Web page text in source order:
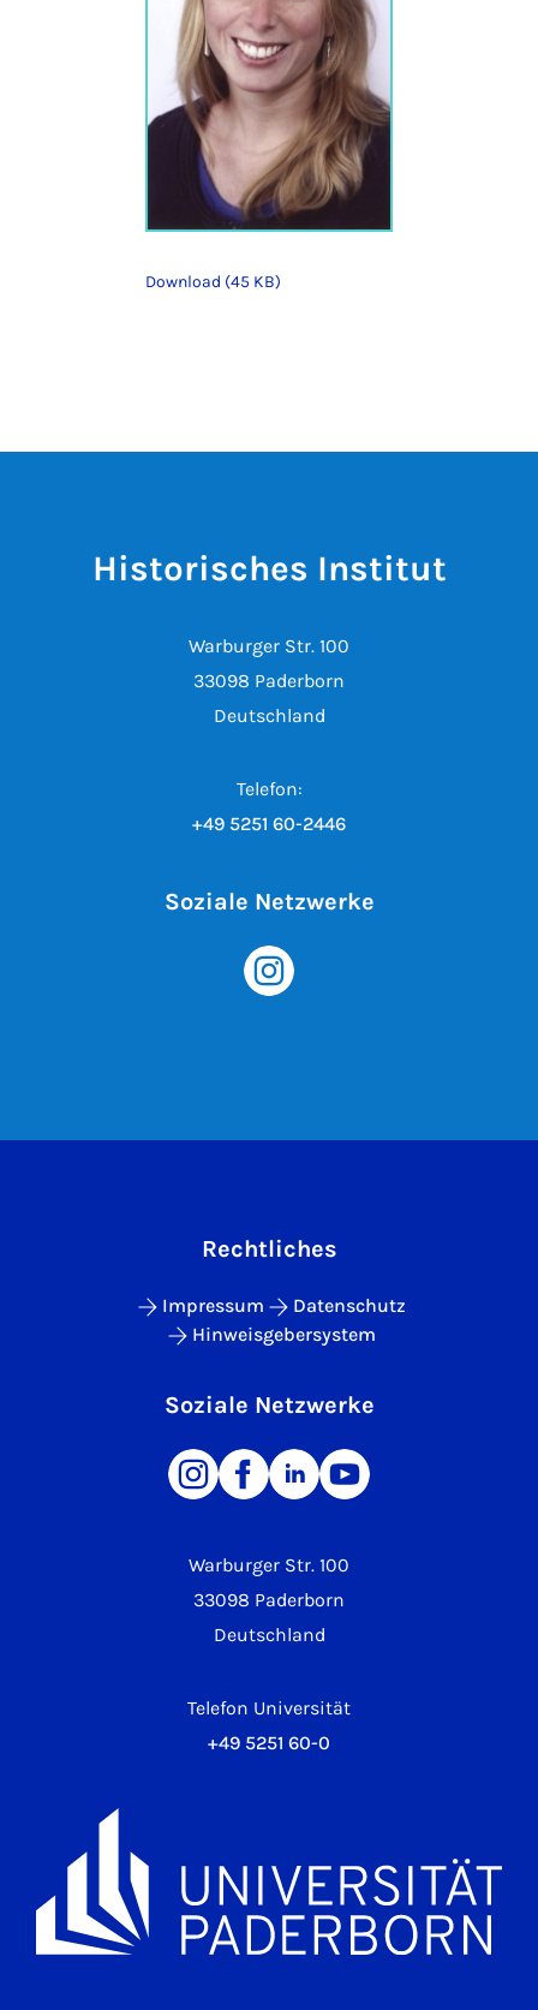
Download (45 KB)
Historisches Institut
Warburger Str. 100
33098 Paderborn
Deutschland
Telefon:
+49 5251 60-2446
Soziale Netzwerke
Warburger Str. 100
33098 Paderborn
Deutschland
Telefon Universität
+49 5251 60-0
Rechtliches
Impressum
Datenschutz
Hinweisgebersystem
Soziale Netzwerke